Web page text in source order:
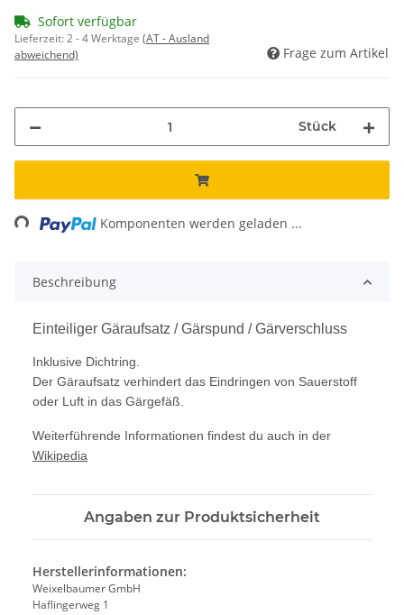
Sofort verfügbar
Lieferzeit:2 - 4 Werktage (AT - Ausland
abweichend)
Frage zum Artikel
Stück
Komponenten werden geladen ...
Beschreibung
Einteiliger Gäraufsatz / Gärspund / Gärverschluss
Inklusive Dichtring.
Der Gäraufsatz verhindert das Eindringen von Sauerstoff
oder Luft in das Gärgefäß.
Weiterführende Informationen findest du auch in der
Wikipedia
Angaben zur Produktsicherheit
Herstellerinformationen:
Weixelbaumer GmbH
Haflingerweg 1